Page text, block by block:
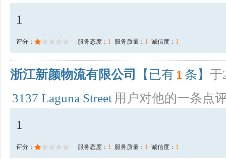
1
评分： 服务态度： 1 服务质量： 1 诚信度： 1
浙江新颜物流有限公司 【已有 1 条】 于
3137 Laguna Street 用户对他的一条点
1
评分： 服务态度： 1 服务质量： 1 诚信度： 1